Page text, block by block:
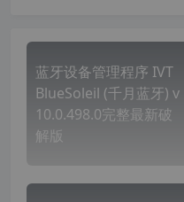
蓝牙设备管理程序 IVT
BlueSoleil (千月蓝牙) v
10.0.498.0完整最新破
解版